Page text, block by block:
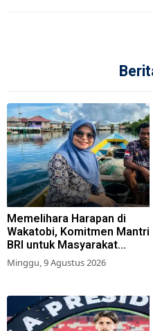
Memelihara Harapan di
Wakatobi, Komitmen Mantri
BRI untuk Masyarakat
Bahari
Minggu, 9 Agustus 2026